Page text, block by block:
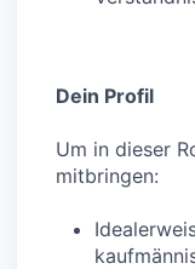
Dein Profil
Um in dieser
mitbringen: